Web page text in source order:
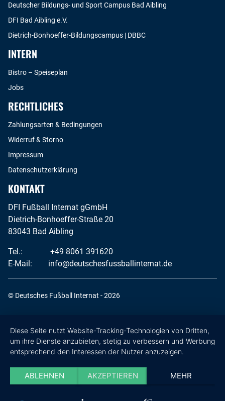
Deutscher Bildungs- und Sport Campus Bad Aibling
DFI Bad Aibling e.V.
Dietrich-Bonhoeffer-Bildungscampus | DBBC
INTERN
Bistro – Speiseplan
Jobs
RECHTLICHES
Zahlungsarten & Bedingungen
Widerruf & Storno
Impressum
Datenschutzerklärung
KONTAKT
DFI Fußball Internat gGmbH
Dietrich-Bonhoeffer-Straße 20
83043 Bad Aibling
Tel.:
+49 8061 391620
E-Mail:
info@deutschesfussballinternat.de
© Deutsches Fußball Internat - 2026
Diese Seite nutzt Website-Tracking-Technologien von Dritten,
um ihre Dienste anzubieten, stetig zu verbessern und Werbung
entsprechend den Interessen der Nutzer anzuzeigen.
ABLEHNEN AKZEPTIEREN MEHR